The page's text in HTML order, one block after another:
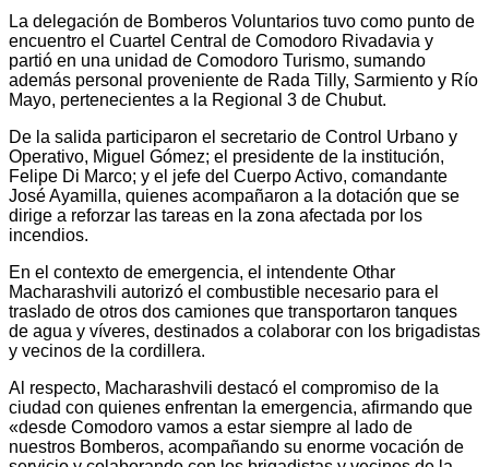
La delegación de Bomberos Voluntarios tuvo como punto de
encuentro el Cuartel Central de Comodoro Rivadavia y
partió en una unidad de Comodoro Turismo, sumando
además personal proveniente de Rada Tilly, Sarmiento y Río
Mayo, pertenecientes a la Regional 3 de Chubut.
De la salida participaron el secretario de Control Urbano y
Operativo, Miguel Gómez; el presidente de la institución,
Felipe Di Marco; y el jefe del Cuerpo Activo, comandante
José Ayamilla, quienes acompañaron a la dotación que se
dirige a reforzar las tareas en la zona afectada por los
incendios.
En el contexto de emergencia, el intendente Othar
Macharashvili autorizó el combustible necesario para el
traslado de otros dos camiones que transportaron tanques
de agua y víveres, destinados a colaborar con los brigadistas
y vecinos de la cordillera.
Al respecto, Macharashvili destacó el compromiso de la
ciudad con quienes enfrentan la emergencia, afirmando que
«desde Comodoro vamos a estar siempre al lado de
nuestros Bomberos, acompañando su enorme vocación de